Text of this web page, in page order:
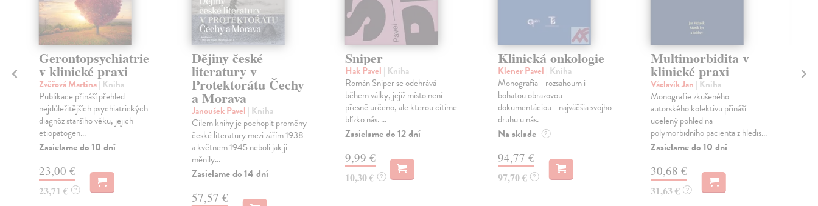
Gerontopsychiatrie
v klinické praxi
Zvěřová Martina| Kniha
Publikace přináší přehled
nejdůležitějších psychiatrických
diagnóz staršího věku, jejich
etiopatogen...
Zasielame do 10 dní
23,00 €
23,71 € ?
Dějiny české
literatury v
Protektorátu Čechy
a Morava
Janoušek Pavel | Kniha
Cílem knihy je pochopit proměny
české literatury mezi zářím 1938
a květnem 1945 neboli jak ji
měnily...
Zasielame do 14 dní
57,57 €
Sniper
Hak Pavel | Kniha
Román Sniper se odehrává
během války, jejíž místo není
přesně určeno, ale kterou cítíme
blízko nás. ...
Zasielame do 12 dní
9,99 €
10,30 € ?
Klinická onkologie
Klener Pavel | Kniha
Monografia - rozsahoum i
bohatou obrazovou
dokumentáciou - najväčšia svojho
druhu u nás.
Na sklade ?
94,77 €
97,70 € ?
Multimorbidita v
klinické praxi
Václavík Jan | Kniha
Monografie zkušeného
autorského kolektivu přináší
ucelený pohled na
polymorbidního pacienta z hledis...
Zasielame do 10 dní
30,68 €
31,63 € ?